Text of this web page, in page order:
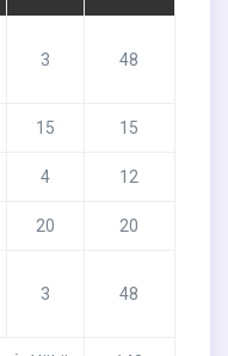
3 48
15 15
4 12
20 20
3 48